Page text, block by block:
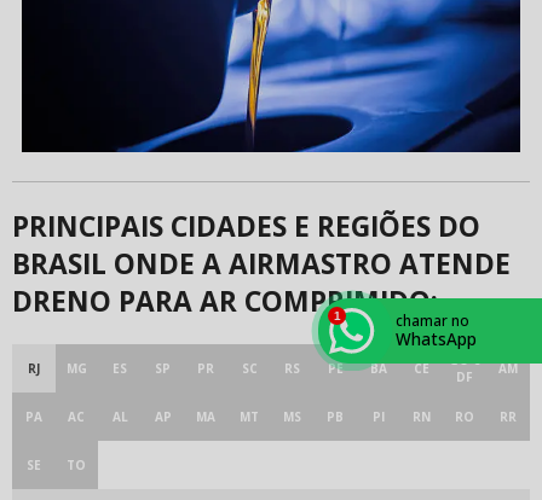
PRINCIPAIS CIDADES E REGIÕES DO
BRASIL ONDE A AIRMASTRO ATENDE
DRENO PARA AR COMPRIMIDO:
RJ MG ES SP PR SC RS PE BA CE
GO e
DF
AM
PA AC AL AP MA MT MS PB PI RN RO RR
SE TO
chamar no
WhatsApp